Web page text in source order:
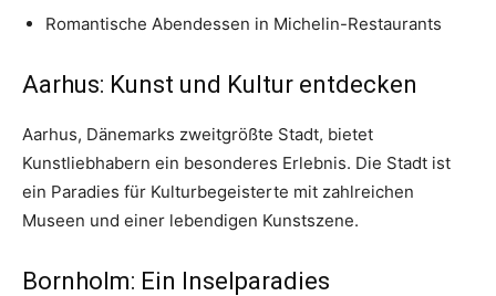
Romantische Abendessen in Michelin-Restaurants
Aarhus: Kunst und Kultur entdecken
Aarhus, Dänemarks zweitgrößte Stadt, bietet
Kunstliebhabern ein besonderes Erlebnis. Die Stadt ist
ein Paradies für Kulturbegeisterte mit zahlreichen
Museen und einer lebendigen Kunstszene.
Bornholm: Ein Inselparadies